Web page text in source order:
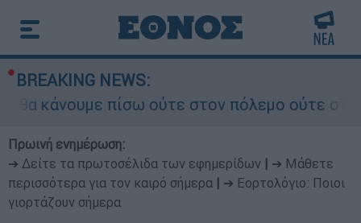
BREAKING NEWS:
κάνουμε πίσω ούτε στον πόλεμο ούτε στις
Πρωινή ενημέρωση:
➔ Δείτε τα πρωτοσέλιδα των εφημερίδων
➔ Μάθετε
περισσότερα για τον καιρό σήμερα
➔ Εορτολόγιο: Ποιοι
γιορτάζουν σήμερα